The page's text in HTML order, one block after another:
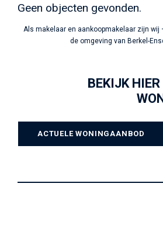
Geen objecten gevonden.
Als makelaar en aankoopmakelaar zijn
de omgeving van Berkel-
BEKIJK
ACTUELE WONINGAANBOD